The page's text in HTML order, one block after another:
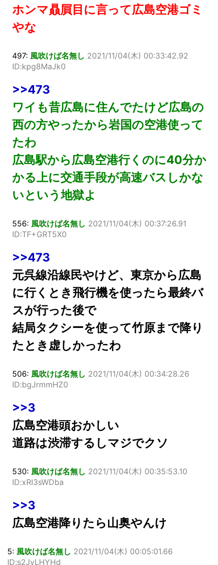
ホンマ贔屓目に言って広島空港ゴミ
やな
497: 風吹けば名無し 2021/11/04(木) 00:33:42.92
ID:kpg8MaJk0
>>473
ワイも昔広島に住んでたけど広島の
西の方やったから岩国の空港使って
たわ
広島駅から広島空港行くのに40分か
かる上に交通手段が高速バスしかな
いという地獄よ
556: 風吹けば名無し 2021/11/04(木) 00:37:26.91
ID:TF+GRT5X0
>>473
元呉線沿線民やけど、東京から広島
に行くとき飛行機を使ったら最終バ
スが行った後で
結局タクシーを使って竹原まで降り
たとき虚しかったわ
506: 風吹けば名無し 2021/11/04(木) 00:34:28.26
ID:bgJrmmHZ0
>>3
広島空港頭おかしい
道路は渋滞するしマジでクソ
530: 風吹けば名無し 2021/11/04(木) 00:35:53.10
ID:xRI3sWDba
>>3
広島空港降りたら山奥やんけ
5: 風吹けば名無し 2021/11/04(木) 00:05:01.66
ID:s2JvLHYHd